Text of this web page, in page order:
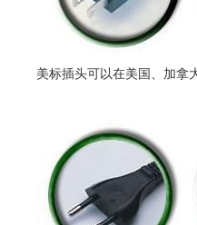
美标插头可以在美国、加拿